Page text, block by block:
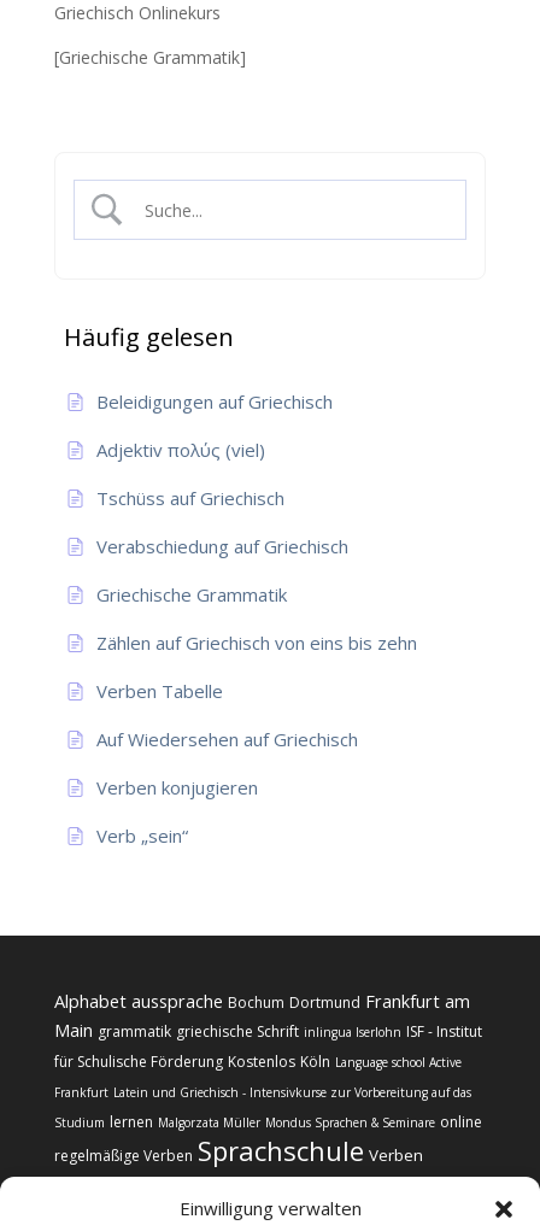
Einwilligung verwalten
Griechisch Onlinekurs
[Griechische Grammatik]
Häufig gelesen
Beleidigungen auf Griechisch
Adjektiv πολύς (viel)
Tschüss auf Griechisch
Verabschiedung auf Griechisch
Griechische Grammatik
Zählen auf Griechisch von eins bis zehn
Verben Tabelle
Auf Wiedersehen auf Griechisch
Verben konjugieren
Verb „sein“
Alphabet aussprache Bochum Dortmund Frankfurt am
Main grammatik griechische Schrift inlingua Iserlohn ISF - Institut
für Schulische Förderung Kostenlos Köln Language school Active
Frankfurt Latein und Griechisch - Intensivkurse zur Vorbereitung auf das
Studium lernen Malgorzata Müller Mondus Sprachen & Seminare online
regelmäßige Verben Sprachschule Verben